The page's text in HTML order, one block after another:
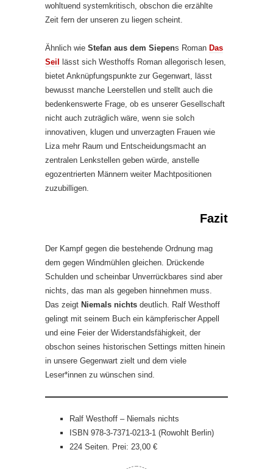
wohltuend systemkritisch, obschon die erzählte
Zeit fern der unseren zu liegen scheint.
Ähnlich wie Stefan aus dem Siepens Roman Das
Seil
lässt sich Westhoffs Roman allegorisch lesen,
bietet Anknüpfungspunkte zur Gegenwart, lässt
bewusst manche Leerstellen und stellt auch die
bedenkenswerte Frage, ob es unserer Gesellschaft
nicht auch zuträglich wäre, wenn sie solch
innovativen, klugen und unverzagten Frauen wie
Liza mehr Raum und Entscheidungsmacht an
zentralen Lenkstellen geben würde, anstelle
egozentrierten Männern weiter Machtpositionen
zuzubilligen.
Fazit
Der Kampf gegen die bestehende Ordnung mag
dem gegen Windmühlen gleichen. Drückende
Schulden und scheinbar Unverrückbares sind aber
nichts, das man als gegeben hinnehmen muss.
Das zeigt Niemals nichts deutlich. Ralf Westhoff
gelingt mit seinem Buch ein kämpferischer Appell
und eine Feier der Widerstandsfähigkeit, der
obschon seines historischen Settings mitten hinein
in unsere Gegenwart zielt und dem viele
Leser*innen zu wünschen sind.
Ralf Westhoff – Niemals nichts
ISBN 978-3-7371-0213-1 (Rowohlt Berlin)
224 Seiten. Prei: 23,00 €